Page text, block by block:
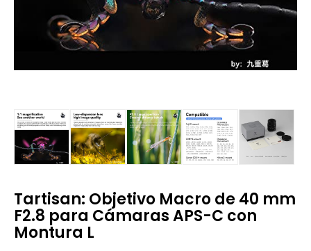
Tartisan: Objetivo Macro de 40 mm
F2.8 para Cámaras APS-C con
Montura L